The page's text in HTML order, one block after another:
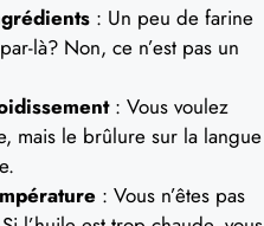
: Un peu de farine
là? Non, ce n’est pas un
: Vous voulez
mais le brûlure sur la langue
: Vous n’êtes pas